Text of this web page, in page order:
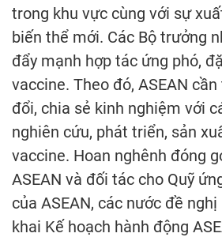
trong khu vực cùng với sự
biến thể mới. Các Bộ trưởng
đẩy mạnh hợp tác ứng phó,
vaccine. Theo đó, ASEAN
đổi, chia sẻ kinh nghiệm với
nghiên cứu, phát triển, sản
vaccine. Hoan nghênh đóng
ASEAN và đối tác cho Quỹ
của ASEAN, các nước đề
khai Kế hoạch hành động